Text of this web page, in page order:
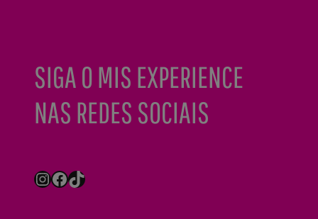
SIGA O MIS EXPERIENCE
NAS REDES SOCIAIS
Instagram
Facebook
TikTok